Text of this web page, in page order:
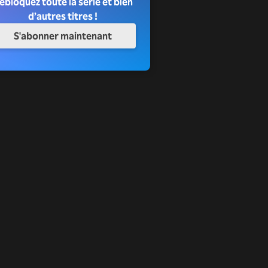
d’autres titres !
S'abonner maintenant